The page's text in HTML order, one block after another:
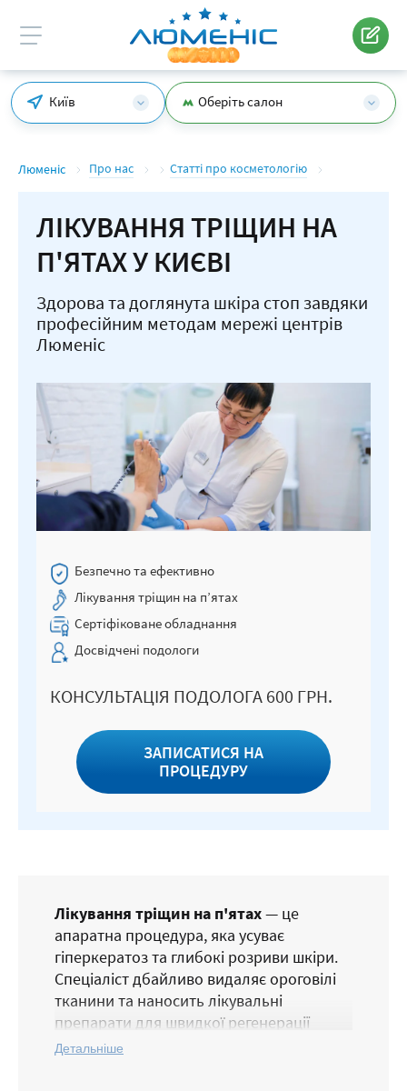
Київ Оберіть салон
Люменіс Про нас Статті про косметологію
ЛІКУВАННЯ ТРІЩИН НА
П'ЯТАХ У КИЄВІ
Здорова та доглянута шкіра стоп завдяки
професійним методам мережі центрів
Люменіс
Безпечно та ефективно
Лікування тріщин на п’ятах
Сертіфіковане обладнання
Досвідчені подологи
КОНСУЛЬТАЦІЯ ПОДОЛОГА 600 ГРН.
ЗАПИСАТИСЯ НА
ПРОЦЕДУРУ
Лікування тріщин на п'ятах— це
апаратна процедура, яка усуває
гіперкератоз та глибокі розриви шкіри.
Спеціаліст дбайливо видаляє ороговілі
тканини та наносить лікувальні
препарати для швидкої регенерації
тканин.
Детальніше